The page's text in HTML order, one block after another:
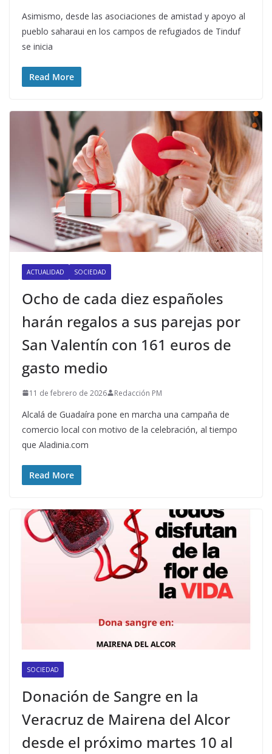
Asimismo, desde las asociaciones de amistad y apoyo al
pueblo saharaui en los campos de refugiados de Tinduf
se inicia
Read More
ACTUALIDAD SOCIEDAD
Ocho de cada diez españoles
harán regalos a sus parejas por
San Valentín con 161 euros de
gasto medio
11 de febrero de 2026 Redacción PM
Alcalá de Guadaíra pone en marcha una campaña de
comercio local con motivo de la celebración, al tiempo
que Aladinia.com
Read More
SOCIEDAD
Donación de Sangre en la
Veracruz de Mairena del Alcor
desde el próximo martes 10 al